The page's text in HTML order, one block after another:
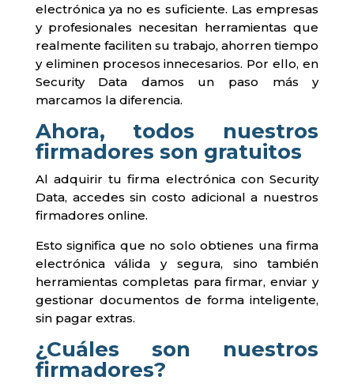
electrónica ya no es suficiente. Las empresas
y profesionales necesitan herramientas que
realmente faciliten su trabajo, ahorren tiempo
y eliminen procesos innecesarios. Por ello, en
Security Data damos un paso más y
marcamos la diferencia.
Ahora, todos nuestros
firmadores son gratuitos
Al adquirir tu firma electrónica con Security
Data, accedes sin costo adicional a nuestros
firmadores online.
Esto significa que no solo obtienes una firma
electrónica válida y segura, sino también
herramientas completas para firmar, enviar y
gestionar documentos de forma inteligente,
sin pagar extras.
¿Cuáles son nuestros
firmadores?